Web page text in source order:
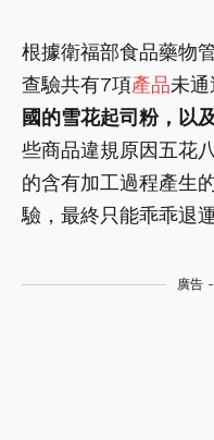
根據衛福部食品藥物
查驗共有7項產品未
國的雪花起司粉，以
些商品違規原因五花
的含有加工過程產生
驗，最終只能乖乖退
廣告